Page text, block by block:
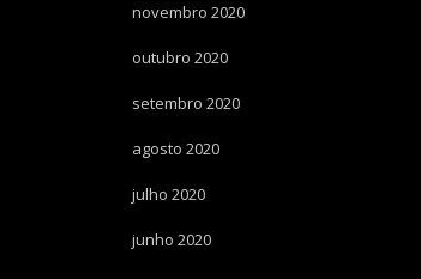
novembro 2020
outubro 2020
setembro 2020
agosto 2020
julho 2020
junho 2020